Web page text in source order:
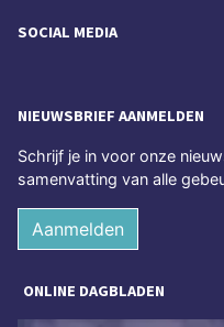
SOCIAL MEDIA
NIEUWSBRIEF AANMELDEN
Schrijf je in voor onze
samenvatting van alle
Aanmelden
ONLINE DAGBLADEN